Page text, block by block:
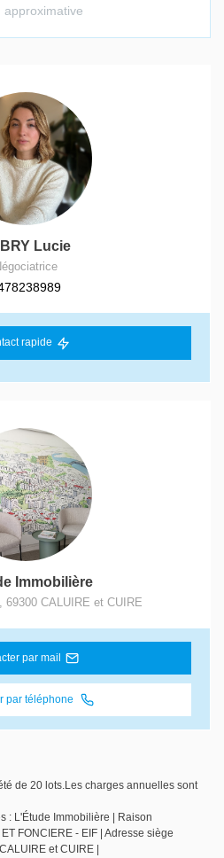
Lucie
rapide
Immobilière
69300 CALUIRE et CUIRE
par mail
par téléphone
de 20 lots.Les charges annuelles sont
: L'Étude Immobilière | Raison
FONCIERE - EIF | Adresse siège
et CUIRE |